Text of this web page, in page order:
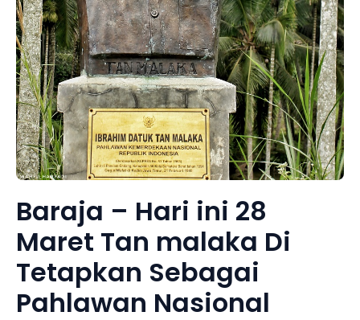
Baraja – Hari ini 28
Maret Tan malaka Di
Tetapkan Sebagai
Pahlawan Nasional